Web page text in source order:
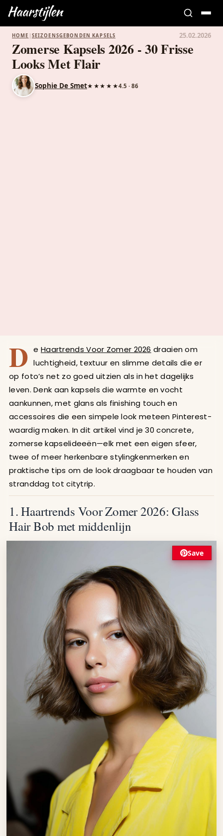
HOME | SEIZOENSGEBONDEN KAPSELS 25.02.2026
Zomerse Kapsels 2026 - 30 Frisse
Looks Met Flair
Sophie De Smet★★★★★4.5 · 86
D e Haartrends Voor Zomer 2026 draaien om
luchtigheid, textuur en slimme details die er
op foto’s net zo goed uitzien als in het dagelijks
leven. Denk aan kapsels die warmte en vocht
aankunnen, met glans als finishing touch en
accessoires die een simpele look meteen Pinterest-
waardig maken. In dit artikel vind je 30 concrete,
zomerse kapselideeën—elk met een eigen sfeer,
twee of meer herkenbare stylingkenmerken en
praktische tips om de look draagbaar te houden van
stranddag tot citytrip.
1. Haartrends Voor Zomer 2026: Glass
Hair Bob met middenlijn
Save